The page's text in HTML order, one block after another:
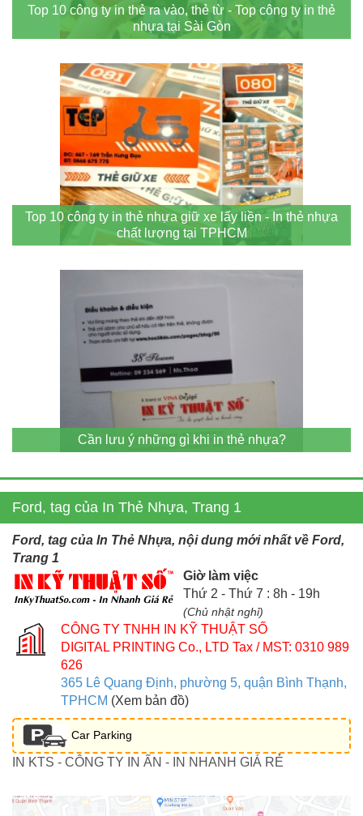
Top 10 công ty in thẻ ra vào, thẻ từ - Top công ty in thẻ
nhựa tại Sài Gòn
Top 10 công ty in thẻ nhựa giữ xe lấy liền - In thẻ nhựa
chất lượng tại TPHCM
Cần lưu ý những gì khi in thẻ nhựa?
Ford, tag của In Thẻ Nhựa, Trang 1
Ford, tag của In Thẻ Nhựa, nội dung mới nhất về Ford,
Trang 1
Giờ làm việc
Thứ 2 - Thứ 7 : 8h - 19h
(Chủ nhật nghỉ)
CÔNG TY TNHH IN KỸ THUẬT SỐ
DIGITAL PRINTING Co., LTD Tax / MST: 0310 989
626
365 Lê Quang Định, phường 5, quận Bình Thạnh,
TPHCM (Xem bản đồ)
Car Parking
IN KTS - CÔNG TY IN ẤN - IN NHANH GIÁ RẺ